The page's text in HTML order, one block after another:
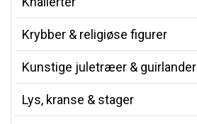
Krybber & religiøse figurer
Kunstige juletræer & guirlander
Lys, kranse & stager